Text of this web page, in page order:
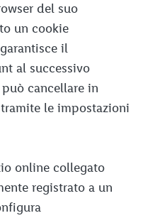
del suo
un cookie
il
al successivo
cancellare in
le impostazioni
online collegato
registrato a un